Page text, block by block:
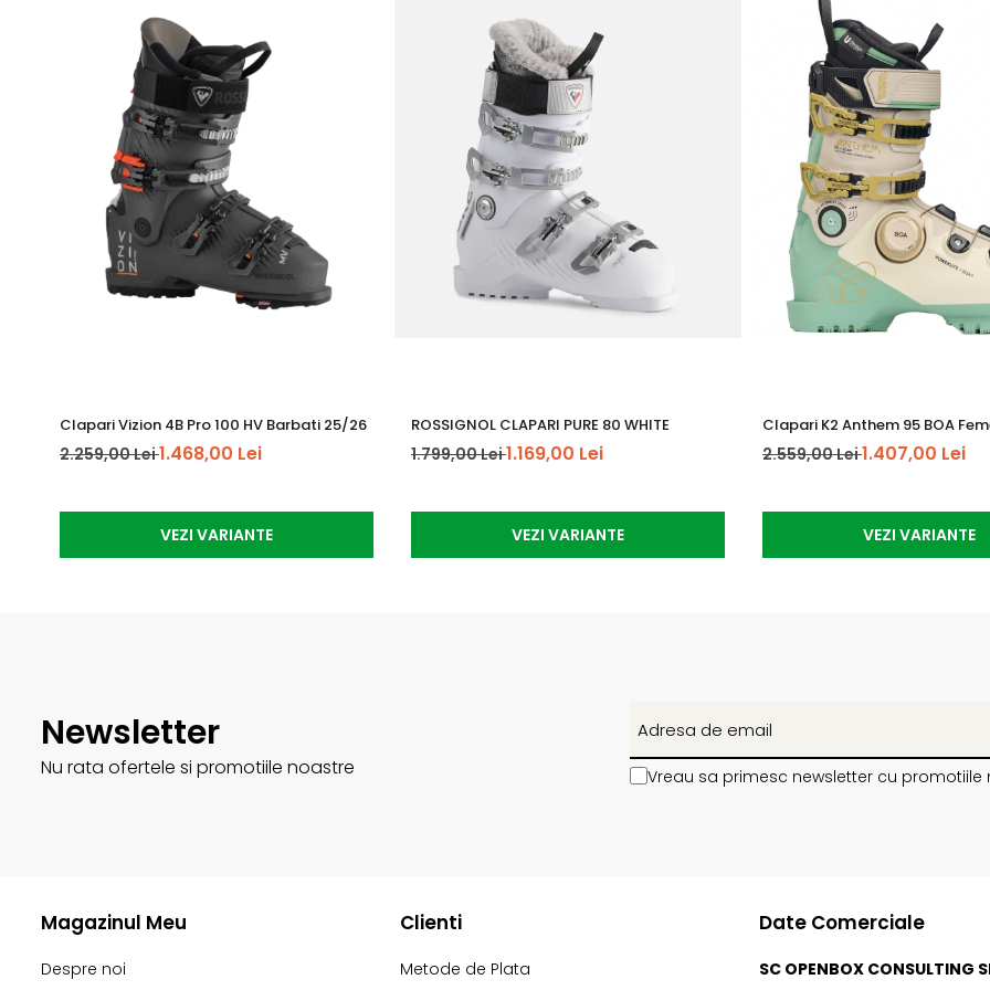
MultiFit™ Last– Forma MultiFit™ a fost dezvoltată împreună cu sistemul BOA® pentru a se potrivi unei game variate de
nevoia mai multor versiuni de lățime.
Hands Free Entry– Sistem cu suprapunere dublă de materiale, care permite încălțarea și descălțarea clăparului fără
Fully Heat-Moldable– Atât carcasa, cât și manșeta pot fi termoformate complet, pentru o potrivire personalizată
CushFit Plus Liner
– Liner realizat dintr-o combinație de spumă EVA și spumă cu celule deschise, care oferă confort
Velcro Strap – One Piece– Curea dintr-o singură bucată, de tip Velcro®, care asigură o închidere fermă și o transmisie
GripWalk– Sistem de talpă și legătură care oferă confort sporit la mers și performanță optimă la schi. Profilul curbat și
alunecoase, în timp ce inserțiile rigide oferă transmisie eficientă a energiei și eliberare sigură în legătură.
Clapari Vizion 4B Pro 100 HV Barbati 25/26
2.259,00 Lei1.468,00 Lei
VEZI VARIANTE
ROSSIGNOL CLAPARI PURE 80 WHITE
1.799,00 Lei1.169,00 Lei
VEZI VARIANTE
Clapari K2 Anthem 95 BOA
2.559,00 Lei1.407,00 Lei
VEZI VARIANTE
Newsletter
Nu rata ofertele si promotiile noastre Vreau sa primesc newsletter cu promotiile
Magazinul Meu
Despre noi
Clienti
Metode de Plata
Date Comerciale
SC OPENBOX CONSULTING